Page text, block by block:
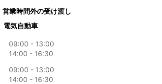
営業時間外の受け渡し
電気自動車
09:00 - 13:00
14:00 - 16:30
09:00 - 13:00
14:00 - 16:30